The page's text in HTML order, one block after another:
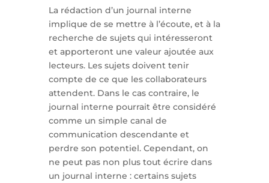
La rédaction d’un journal interne
implique de se mettre à l’écoute, et à la
recherche de sujets qui intéresseront
et apporteront une valeur ajoutée aux
lecteurs. Les sujets doivent tenir
compte de ce que les collaborateurs
attendent. Dans le cas contraire, le
journal interne pourrait être considéré
comme un simple canal de
communication descendante et
perdre son potentiel. Cependant, on
ne peut pas non plus tout écrire dans
un journal interne : certains sujets